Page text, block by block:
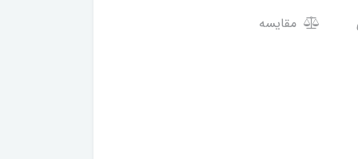
مقایسه